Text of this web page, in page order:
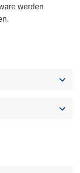
werden